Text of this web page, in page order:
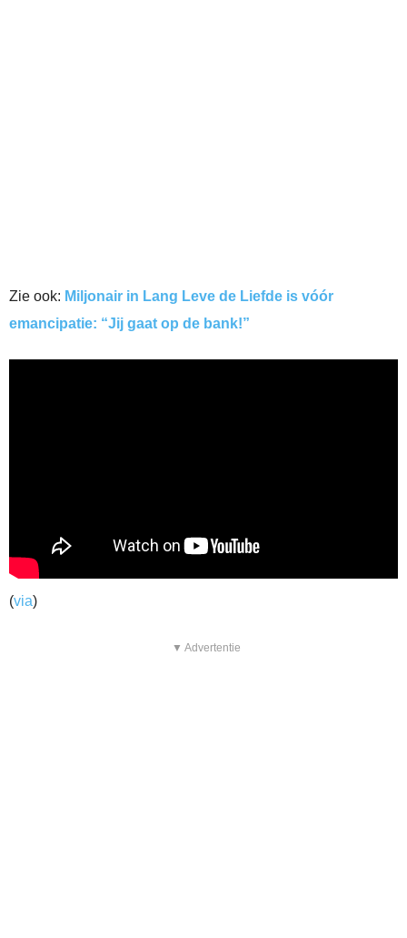
Zie ook: Miljonair in Lang Leve de Liefde is vóór
emancipatie: “Jij gaat op de bank!”
(via)
▼ Advertentie